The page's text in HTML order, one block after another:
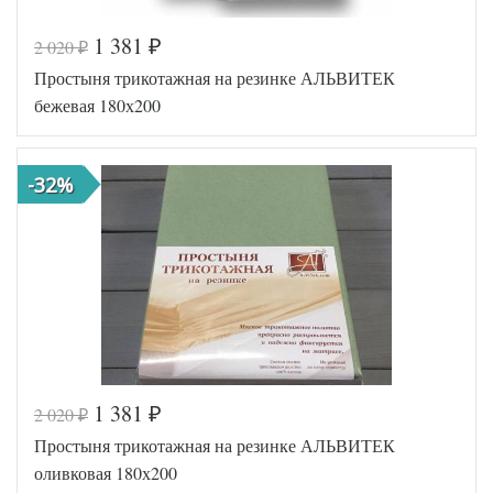
Код товара
516-644
Артикул
AL200092
5553894
Ткань
Трикотаж
Размер
простыни
180х200
(на
резинке)
Производитель
АльВиТек
(Россия)
Код товара
517-091
Артикул
AL460704
8009239
Ткань
Трикотаж
2 020₽ 1 381 ₽
Простыня трикотажная на резинке АЛЬВИТЕК
бежевая 180х200
-32%
2 020₽ 1 381 ₽
Простыня трикотажная на резинке АЛЬВИТЕК
оливковая 180х200